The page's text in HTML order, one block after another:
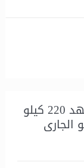
طرح مناقصة لتوربد 20 الف عازل جهد 220 كيلو